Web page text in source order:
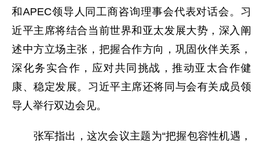
和APEC领导人同工商咨询理事会代表对话会。习
近平主席将结合当前世界和亚太发展大势，深入阐
述中方立场主张，把握合作方向，巩固伙伴关系，
深化务实合作，应对共同挑战，推动亚太合作健
康、稳定发展。习近平主席还将同与会有关成员领
导人举行双边会见。
张军指出，这次会议主题为“把握包容性机遇，